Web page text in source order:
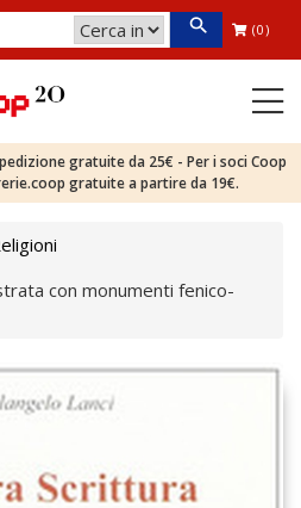
(0)
gratuite da 25€ - Per i soci Coop
gratuite a partire da 19€.
con monumenti fenico-